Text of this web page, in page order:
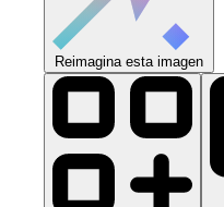
Reimagina esta imagen